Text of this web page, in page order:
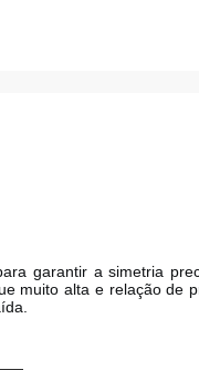
garantir a simetria
muito alta e relação de